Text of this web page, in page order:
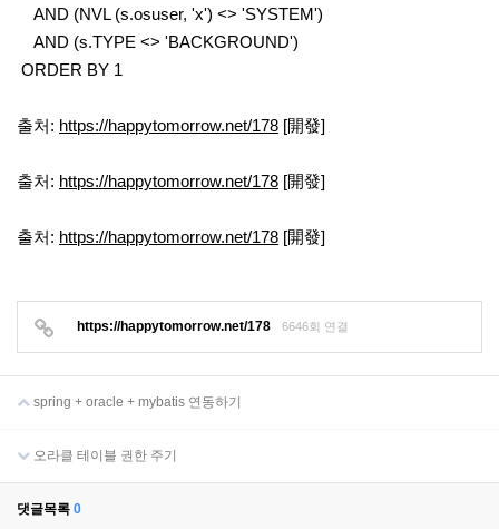
AND (NVL (s.osuser, 'x') <> 'SYSTEM')
AND (s.TYPE <> 'BACKGROUND')
ORDER BY 1
출처: https://happytomorrow.net/178 [開發]
출처: https://happytomorrow.net/178 [開發]
출처: https://happytomorrow.net/178 [開發]
https://happytomorrow.net/178 6646회 연결
spring + oracle + mybatis 연동하기
오라클 테이블 권한 주기
댓글목록 0